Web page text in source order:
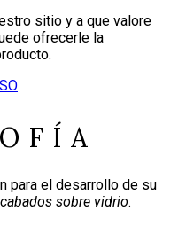
sitio y a que valore
ofrecerle la
para el desarrollo de su
sobre vidrio.